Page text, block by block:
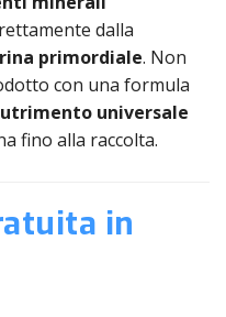
dalla
primordiale. Non
con una formula
universale
fino alla raccolta.
in